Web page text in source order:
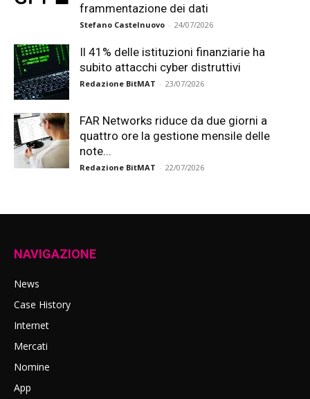
frammentazione dei dati
Stefano Castelnuovo - 24/07/2026
Il 41% delle istituzioni finanziarie ha
subito attacchi cyber distruttivi
Redazione BitMAT - 23/07/2026
FAR Networks riduce da due giorni a
quattro ore la gestione mensile delle
note...
Redazione BitMAT - 22/07/2026
NAVIGAZIONE
News
Case History
Internet
Mercati
Nomine
App